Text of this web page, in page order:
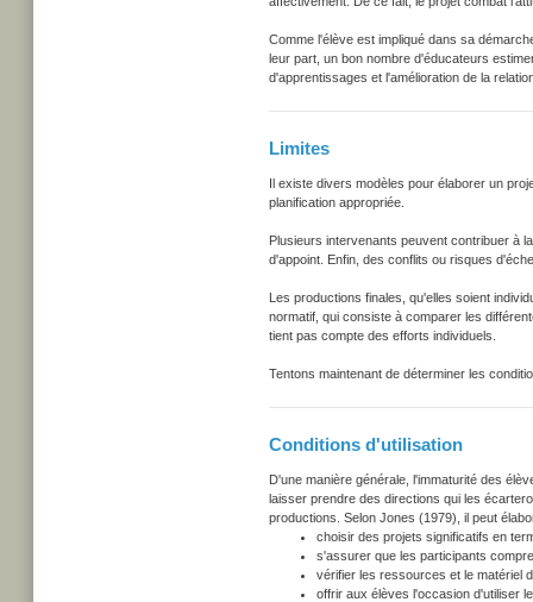
Comme l'élève est impliqué dans sa
leur part, un bon nombre d'éducateurs
d'apprentissages et l'amélioration de la
Limites
Il existe divers modèles pour élaborer un
planification appropriée.
Plusieurs intervenants peuvent contribuer à
d'appoint. Enfin, des conflits ou risques
Les productions finales, qu'elles soient
normatif, qui consiste à comparer les
tient pas compte des efforts individuels.
Tentons maintenant de déterminer les
Conditions d'utilisation
D'une manière générale, l'immaturité des
laisser prendre des directions qui les
productions. Selon Jones (1979), il peut
choisir des projets significatifs en
s'assurer que les participants
vérifier les ressources et le matériel
offrir aux élèves l'occasion d'utiliser